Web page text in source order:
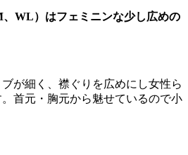
WL）はフェミニンな少し広めの
が細く、襟ぐりを広めにし女性ら
首元・胸元から魅せているので小